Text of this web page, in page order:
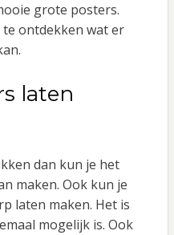
grote posters.
ontdekken wat er
laten
dan kun je het
maken. Ook kun je
laten maken. Het is
mogelijk is. Ook